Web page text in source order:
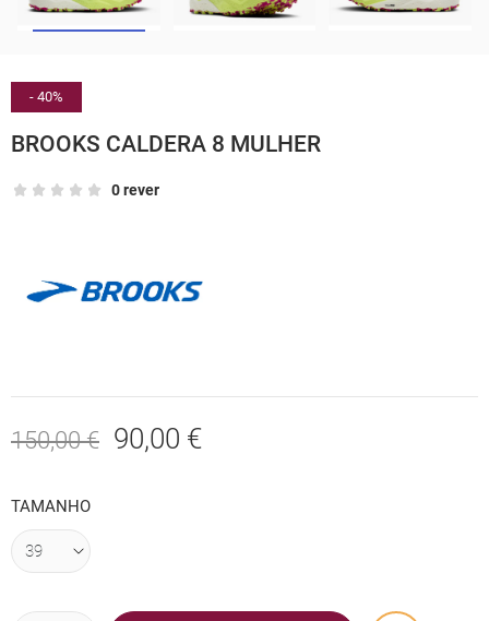
- 40%
BROOKS CALDERA 8 MULHER
0 rever
150,00 € 90,00 €
TAMANHO